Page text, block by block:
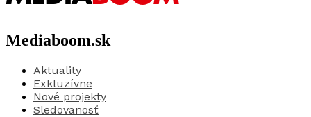
Mediaboom.sk
Aktuality
Exkluzívne
Nové projekty
Sledovanosť